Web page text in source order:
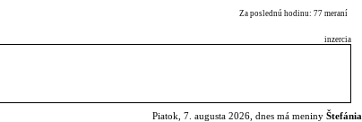
Za poslednú hodinu: 77 meraní
inzercia
Piatok, 7. augusta 2026, dnes má meniny Štefánia